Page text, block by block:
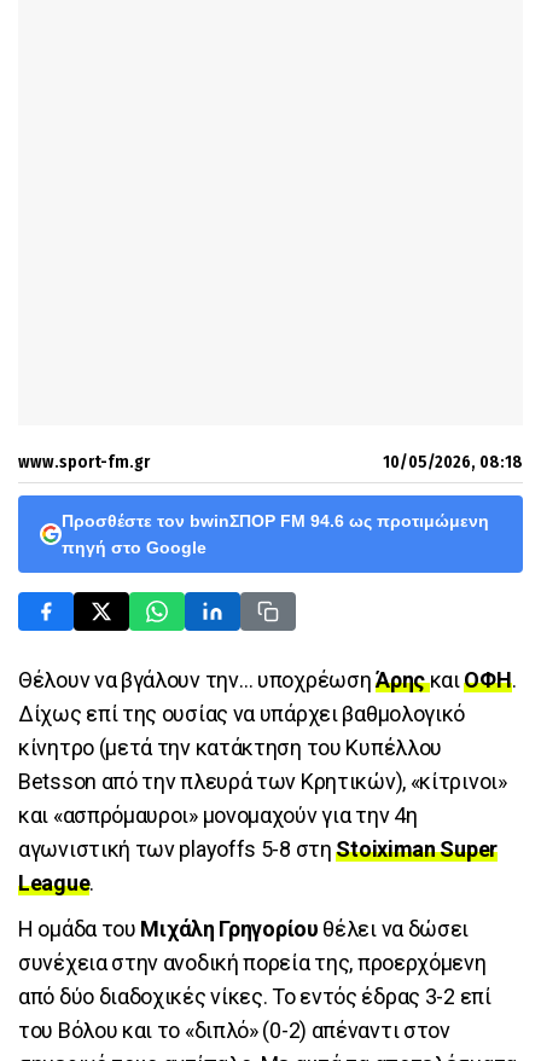
www.sport-fm.gr 10/05/2026, 08:18
Προσθέστε τον bwinΣΠΟΡ FM 94.6 ως προτιμώμενη
πηγή στο Google
Θέλουν να βγάλουν την… υποχρέωσηΆρηςκαιΟΦΗ.
Δίχως επί της ουσίας να υπάρχει βαθμολογικό
κίνητρο (μετά την κατάκτηση του Κυπέλλου
Betsson από την πλευρά των Κρητικών), «κίτρινοι»
και «ασπρόμαυροι» μονομαχούν για την 4η
αγωνιστική των playoffs 5-8 στηStoiximan Super
League.
Η ομάδα του Μιχάλη Γρηγορίου θέλει να δώσει
συνέχεια στην ανοδική πορεία της, προερχόμενη
από δύο διαδοχικές νίκες. Το εντός έδρας 3-2 επί
του Βόλου και το «διπλό» (0-2) απέναντι στον